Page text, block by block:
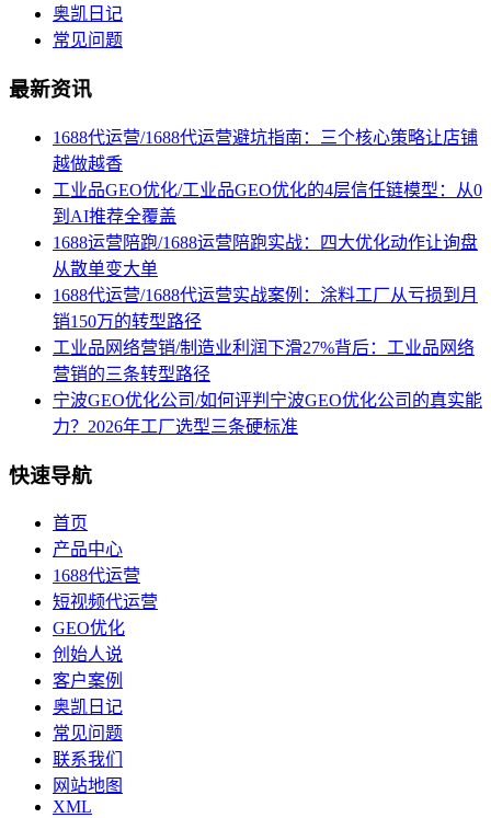
奥凯日记
常见问题
最新资讯
1688代运营/1688代运营避坑指南：三个核心策略让店铺
越做越香
工业品GEO优化/工业品GEO优化的4层信任链模型：从0
到AI推荐全覆盖
1688运营陪跑/1688运营陪跑实战：四大优化动作让询盘
从散单变大单
1688代运营/1688代运营实战案例：涂料工厂从亏损到月
销150万的转型路径
工业品网络营销/制造业利润下滑27%背后：工业品网络
营销的三条转型路径
宁波GEO优化公司/如何评判宁波GEO优化公司的真实能
力？2026年工厂选型三条硬标准
快速导航
首页
产品中心
1688代运营
短视频代运营
GEO优化
创始人说
客户案例
奥凯日记
常见问题
联系我们
网站地图
XML